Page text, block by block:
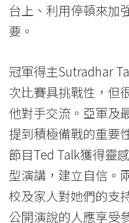
台上、利用停頓來加
要。
冠軍得主Sutradhar
次比賽具挑戰性，但
他對手交流。亞軍及
提到積極備戰的重要
節目Ted Talk獲得靈
型演講，建立自信。
校及家人對她們的支
公開演說的人應享受